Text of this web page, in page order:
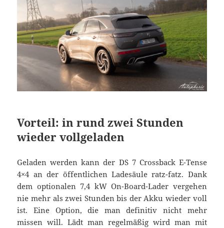
Vorteil: in rund zwei Stunden
wieder vollgeladen
Geladen werden kann der DS 7 Crossback E-Tense
4×4 an der öffentlichen Ladesäule ratz-fatz. Dank
dem optionalen 7,4 kW On-Board-Lader vergehen
nie mehr als zwei Stunden bis der Akku wieder voll
ist. Eine Option, die man definitiv nicht mehr
missen will. Lädt man regelmäßig wird man mit